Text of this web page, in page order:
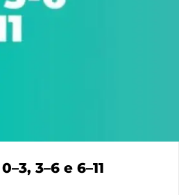
3–6 e 6–11